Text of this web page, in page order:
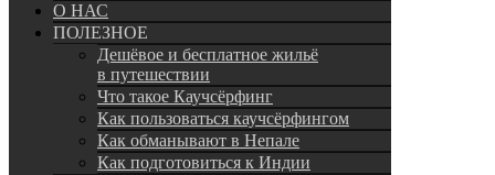
О НАС
ПОЛЕЗНОЕ
Дешёвое и бесплатное жильё
в путешествии
Что такое Каучсёрфинг
Как пользоваться каучсёрфингом
Как обманывают в Непале
Как подготовиться к Индии